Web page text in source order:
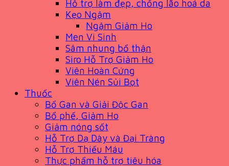
Hỗ trợ làm đẹp, chống lão hoá da
Kẹo Ngậm
Ngậm Giảm Ho
Men Vi Sinh
Sâm nhung bổ thận
Siro Hỗ Trợ Giảm Ho
Viên Hoàn Cứng
Viên Nén Sủi Bọt
Thuốc
Bổ Gan và Giải Độc Gan
Bổ phế, Giảm Ho
Giảm nóng sốt
Hỗ Trợ Dạ Dày và Đại Tràng
Hỗ Trợ Thiếu Máu
Thực phẩm hỗ trợ tiêu hóa